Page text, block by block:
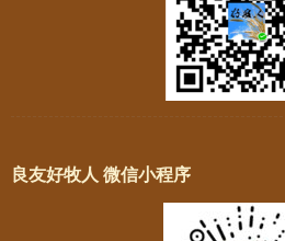
良友好牧人 微信小程序